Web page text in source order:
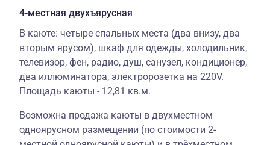
4-местная двухъярусная
В каюте: четыре спальных места (два внизу, два
вторым ярусом), шкаф для одежды, холодильник,
телевизор, фен, радио, душ, санузел, кондиционер,
два иллюминатора, электророзетка на 220V.
Площадь каюты - 12,81 кв.м.
Возможна продажа каюты в двухместном
одноярусном размещении (по стоимости 2-